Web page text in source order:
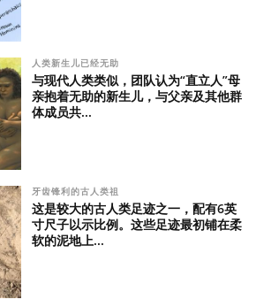
人类新生儿已经无助
与现代人类类似，团队认为“直立人”母
亲抱着无助的新生儿，与父亲及其他群
体成员共...
牙齿锋利的古人类祖
这是较大的古人类足迹之一，配有6英
寸尺子以示比例。这些足迹最初铺在柔
软的泥地上...